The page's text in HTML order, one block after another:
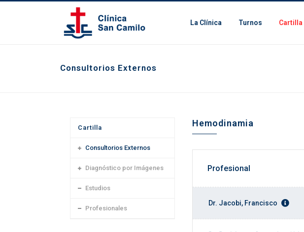
La Clínica Turnos Cartilla
Consultorios Externos
Cartilla
Consultorios Externos
Diagnóstico por Imágenes
Estudios
Profesionales
Hemodinamia
Profesional
Dr. Jacobi, Francisco